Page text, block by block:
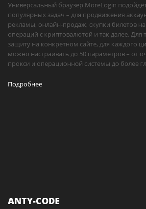
Универсальный браузер MoreLogin
популярных задач – для продвижения
рекламы, онлайн-продаж, скупки билетов
операций с криптовалютой и так далее. Для
защиту на конкретном сайте, для каждого
можно настраивать до 50 параметров – от
прокси и операционной системы до более
Подробнее
ANTY-CODE